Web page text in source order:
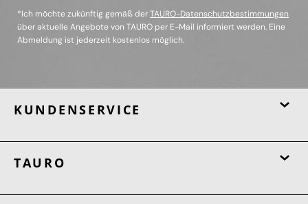
*Ich möchte zukünftig gemäß derTAURO-Datenschutzbestimmungen
über aktuelle Angebote von TAURO per E-Mail informiert werden. Eine
Abmeldung ist jederzeit kostenlos möglich.
KUNDENSERVICE
TAURO